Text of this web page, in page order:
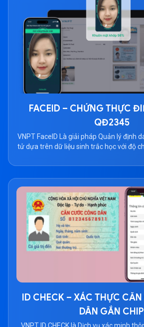
FACEID – CHỨNG THỰC
QĐ2345
VNPT FaceID Là giải pháp Quản lý định
tử dựa trên dữ liệu sinh trắc học với độ
xử lý vượt trội. Face ID giúp số hóa
ID CHECK – XÁC THỰC
DÂN GẮN CHIP